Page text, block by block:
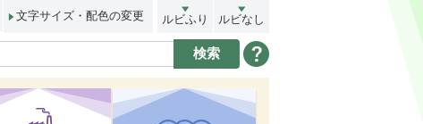
文字サイズ・配色の変更 ルビふり ルビなし